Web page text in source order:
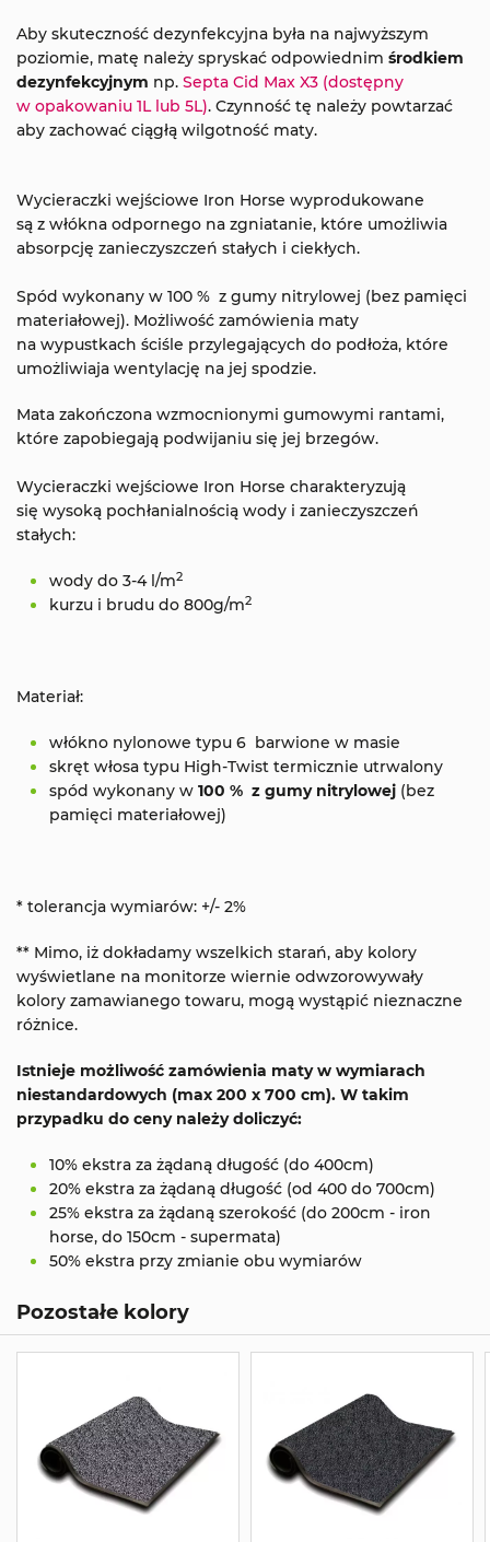
Aby skuteczność dezynfekcyjna była na najwyższym
poziomie, matę należy spryskać odpowiednim środkiem
dezynfekcyjnym np. Septa Cid Max X3 (dostępny
w opakowaniu 1L lub 5L). Czynność tę należy powtarzać
aby zachować ciągłą wilgotność maty.
Wycieraczki wejściowe Iron Horse wyprodukowane
są z włókna odpornego na zgniatanie, które umożliwia
absorpcję zanieczyszczeń stałych i ciekłych.
Spód wykonany w 100 % z gumy nitrylowej (bez pamięci
materiałowej). Możliwość zamówienia maty
na wypustkach ściśle przylegających do podłoża, które
umożliwiaja wentylację na jej spodzie.
Mata zakończona wzmocnionymi gumowymi rantami,
które zapobiegają podwijaniu się jej brzegów.
Wycieraczki wejściowe Iron Horse charakteryzują
się wysoką pochłanialnością wody i zanieczyszczeń
stałych:
wody do 3-4 l/m2
kurzu i brudu do 800g/m2
Materiał:
włókno nylonowe typu 6 barwione w masie
skręt włosa typu High-Twist termicznie utrwalony
spód wykonany w 100 % z gumy nitrylowej (bez
pamięci materiałowej)
* tolerancja wymiarów: +/- 2%
** Mimo, iż dokładamy wszelkich starań, aby kolory
wyświetlane na monitorze wiernie odwzorowywały
kolory zamawianego towaru, mogą wystąpić nieznaczne
różnice.
Istnieje możliwość zamówienia maty w wymiarach
niestandardowych (max 200 x 700 cm). W takim
przypadku do ceny należy doliczyć:
10% ekstra za żądaną długość (do 400cm)
20% ekstra za żądaną długość (od 400 do 700cm)
25% ekstra za żądaną szerokość (do 200cm - iron
horse, do 150cm - supermata)
50% ekstra przy zmianie obu wymiarów
Pozostałe kolory